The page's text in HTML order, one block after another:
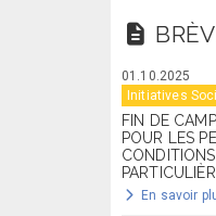
01.10.2025
Initiatives
FIN DE
POUR LES
En savoir